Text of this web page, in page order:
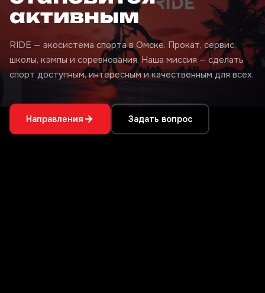
активным
RIDE — экосистема спорта в Омске. Прокат, сервис,
школы, кэмпы и соревнования. Наша миссия — сделать
спорт доступным, интересным и качественным для всех.
Направления Задать вопрос